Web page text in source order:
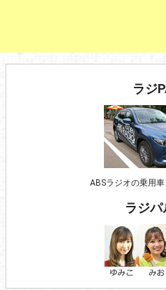
ラジ
ABSラジオの乗用
ラジパ